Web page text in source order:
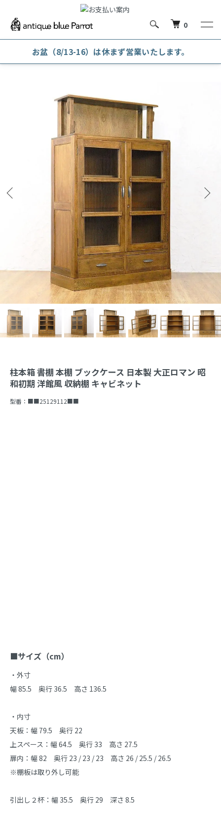
0
お盆（8/13-16）は休まず営業いたします。
本棚・木戸本箱・ガラス戸本箱 ガラス戸本箱
柱本箱 書棚 本棚 ブックケース 日本製 大正ロマン 昭
和初期 洋館風 収納棚 キャビネット
型番： ■■25129112■■
■サイズ（cm）
・外寸
幅 85.5　奥行 36.5　高さ 136.5
・内寸
天板：幅 79.5　奥行 22
上スペース：幅 64.5　奥行 33　高さ 27.5
扉内：幅 82　奥行 23 / 23 / 23　高さ 26 / 25.5 / 26.5
※棚板は取り外し可能
引出し２杯：幅 35.5　奥行 29　深さ 8.5